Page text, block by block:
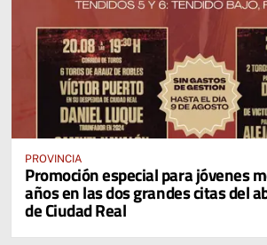
PROVINCIA
Promoción especial para jóvenes
años en las dos grandes citas del
de Ciudad Real